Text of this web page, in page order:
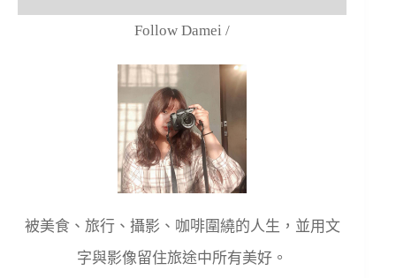
Follow Damei /
被美食、旅行、攝影、咖啡圍繞的人生，並用文
字與影像留住旅途中所有美好。